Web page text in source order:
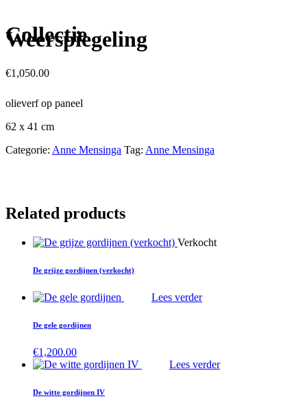
Collectie
Weerspiegeling
€1,050.00
olieverf op paneel
62 x 41 cm
Categorie: Anne Mensinga Tag: Anne Mensinga
Related products
Verkocht
De grijze gordijnen (verkocht)
Lees verder
De gele gordijnen
€1,200.00
Lees verder
De witte gordijnen IV